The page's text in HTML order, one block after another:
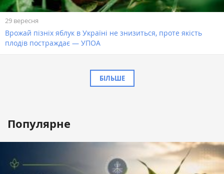
29 вересня
Врожай пізніх яблук в Україні не знизиться, проте якість
плодів постраждає — УПОА
БІЛЬШЕ
Популярне